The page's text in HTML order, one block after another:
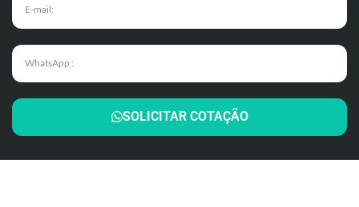
SOLICITAR COTAÇÃO